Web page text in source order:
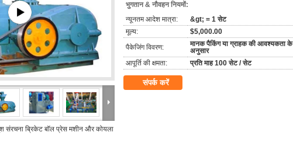
संरचना ब्रिकेट बॉल प्रेस मशीन और कोयला
भुगतान & नौवहन नियमों:
न्यूनतम आदेश मात्रा:
&gt; = 1 सेट
मूल्य:
$5,000.00
पैकेजिंग विवरण:
मानक पैकिंग या ग्राहक की आवश्यकता के
अनुसार
आपूर्ति की क्षमता:
प्रति माह 100 सेट / सेट
संपर्क करें